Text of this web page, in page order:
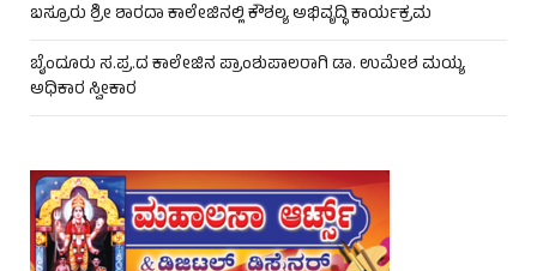
ಬಸ್ರೂರು ಶ್ರೀ ಶಾರದಾ ಕಾಲೇಜಿನಲ್ಲಿ ಕೌಶಲ್ಯ ಅಭಿವೃದ್ಧಿ ಕಾರ್ಯಕ್ರಮ
ಬೈಂದೂರು ಸ.ಪ್ರ.ದ ಕಾಲೇಜಿನ ಪ್ರಾಂಶುಪಾಲರಾಗಿ ಡಾ. ಉಮೇಶ ಮಯ್ಯ
ಅಧಿಕಾರ ಸ್ವೀಕಾರ